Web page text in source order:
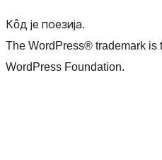
Кôд је поезија.
The WordPress® trademark is
WordPress Foundation.